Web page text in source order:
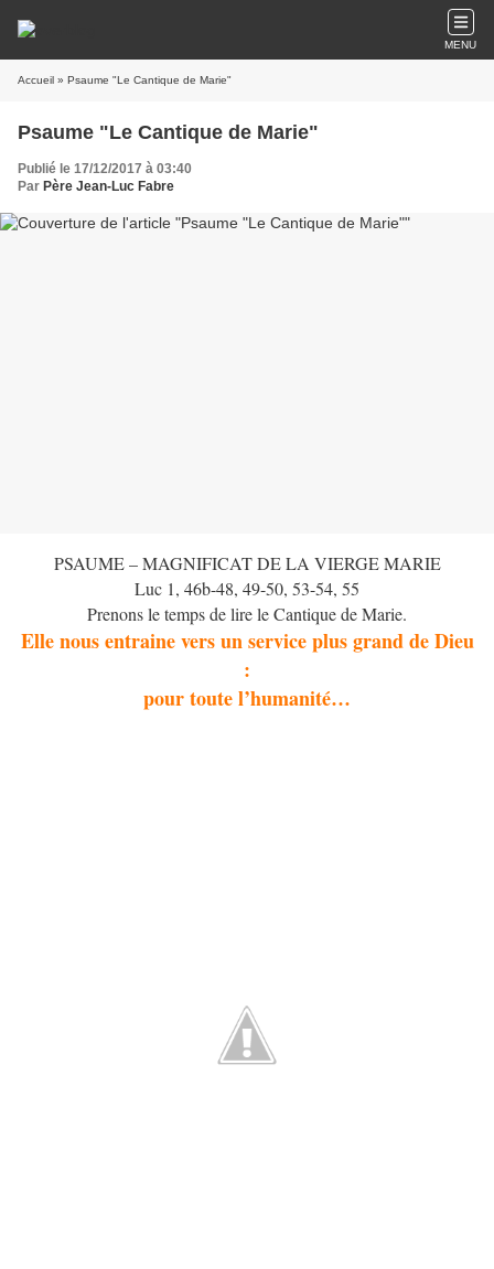
MENU
Accueil » Psaume "Le Cantique de Marie"
Psaume "Le Cantique de Marie"
Publié le 17/12/2017 à 03:40
Par Père Jean-Luc Fabre
PSAUME – MAGNIFICAT DE LA VIERGE MARIE
Luc 1, 46b-48, 49-50, 53-54, 55
Prenons le temps de lire le Cantique de Marie.
Elle nous entraine vers un service plus grand de Dieu
:
pour toute l’humanité…